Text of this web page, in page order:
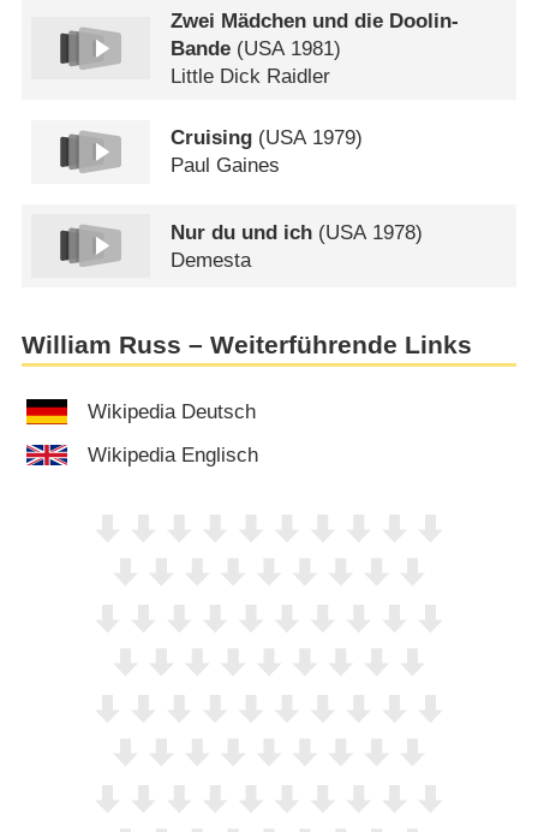
Zwei Mädchen und die Doolin-
Bande (USA 1981)
Little Dick Raidler
Cruising (USA1979)
Paul Gaines
Nur du und ich (USA 1978)
Demesta
William Russ – Weiterführende Links
Wikipedia Deutsch
Wikipedia Englisch